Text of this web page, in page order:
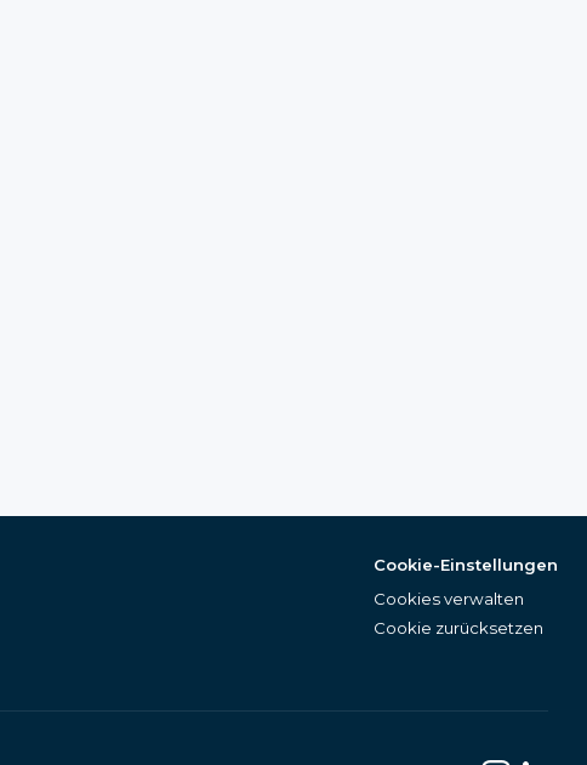
Cookie-Einstellungen
Cookies verwalten
Cookie zurücksetzen